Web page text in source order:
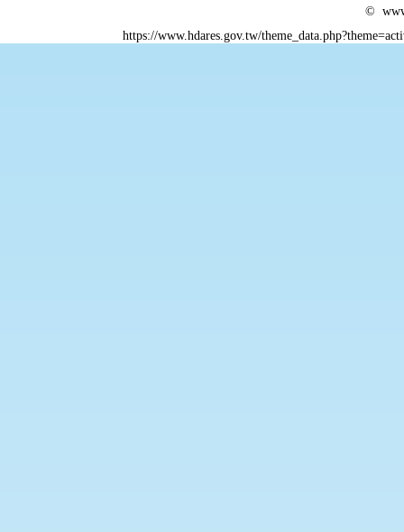
©
https://www.hdares.gov.tw/